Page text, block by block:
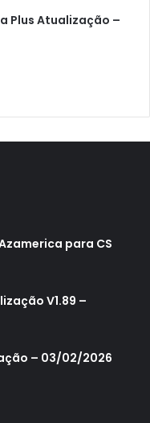
Plus Atualização –
para CS
V1.89 –
– 03/02/2026